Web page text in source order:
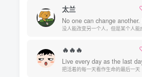
太兰
No one can change
没人能改变另一个人，但是某个人能
🔥🔥🔥
Live every day as the last
把活着的每一天看作生命的最后一天